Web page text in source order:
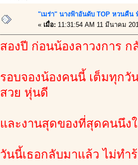
"เมร่า" นางฟ้าอันดับ TOP หวนคืน
« เมื่อ: 11:31:54 AM 11 มีนาคม
สองปี ก่อนน้องลาวงการ ก
รอบจองน้องคนนี้ เต็มทุกวั
สวย หุ่นดี
และงานสุดของที่สุดคนนึง
วันนี้เธอกลับมาแล้ว ไม่ทำ